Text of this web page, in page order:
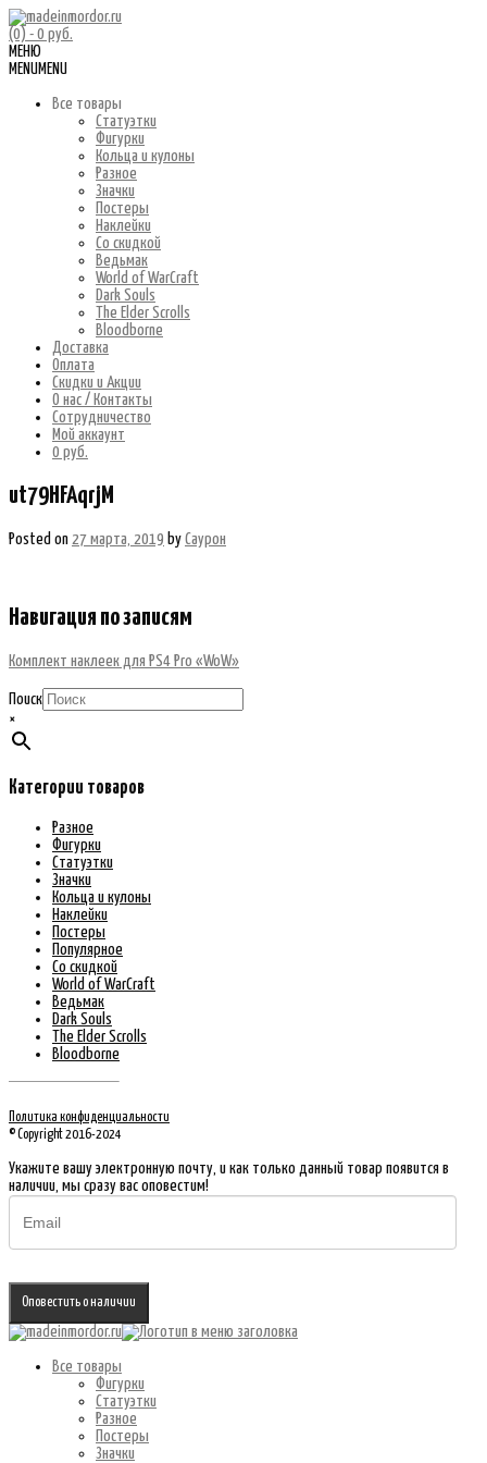
(0) - 0 руб.
МЕНЮ
MENU MENU
Все товары
Статуэтки
Фигурки
Кольца и кулоны
Разное
Значки
Постеры
Наклейки
Со скидкой
Ведьмак
World of WarCraft
Dark Souls
The Elder Scrolls
Bloodborne
Доставка
Оплата
Скидки и Акции
О нас / Контакты
Сотрудничество
Мой аккаунт
0 руб.
ut79HFAqrjM
Posted on 27 марта, 2019 by Саурон
Навигация по записям
Комплект наклеек для PS4 Pro «WoW»
Поиск
×
Категории товаров
Разное
Фигурки
Статуэтки
Значки
Кольца и кулоны
Наклейки
Постеры
Популярное
Со скидкой
World of WarCraft
Ведьмак
Dark Souls
The Elder Scrolls
Bloodborne
Политика конфиденциальности
© Copyright 2016-2024
Укажите вашу электронную почту, и как только данный товар появится в
наличии, мы сразу вас оповестим!
Оповестить о наличии
Все товары
Фигурки
Статуэтки
Разное
Постеры
Значки